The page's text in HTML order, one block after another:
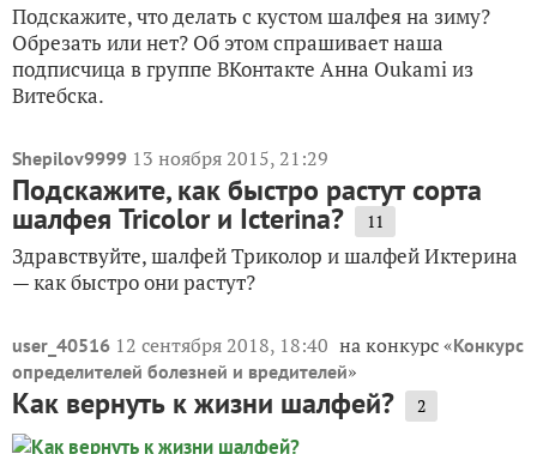
Подскажите, что делать с кустом шалфея на зиму?
Обрезать или нет? Об этом спрашивает наша
подписчица в группе ВКонтакте Анна Oukami из
Витебска.
Shepilov9999 13 ноября 2015, 21:29
Подскажите, как быстро растут сорта
шалфея Tricolor и Icterina? 11
Здравствуйте, шалфей Триколор и шалфей Иктерина
— как быстро они растут?
user_40516 12 сентября 2018, 18:40 на конкурс «Конкурс
определителей болезней и вредителей»
Как вернуть к жизни шалфей? 2